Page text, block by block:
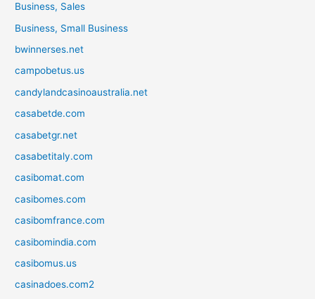
Business, Sales
Business, Small Business
bwinnerses.net
campobetus.us
candylandcasinoaustralia.net
casabetde.com
casabetgr.net
casabetitaly.com
casibomat.com
casibomes.com
casibomfrance.com
casibomindia.com
casibomus.us
casinadoes.com2